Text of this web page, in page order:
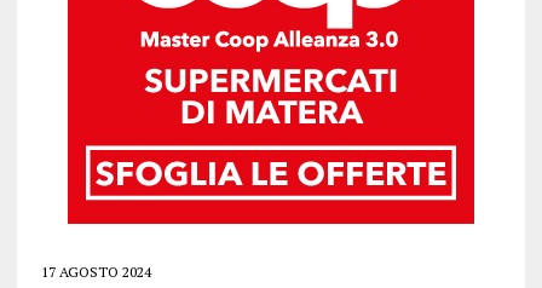
17 AGOSTO 2024